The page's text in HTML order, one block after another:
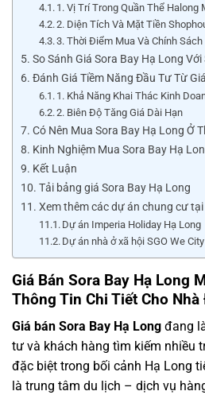
1. Vị Trí Trong Quần Thể Halong
2. Diện Tích Và Mặt Tiền
3. Thời Điểm Mua Và Chính Sách
So Sánh Giá Sora Bay Hạ Long
Đánh Giá Tiềm Năng Đầu Tư Từ
1. Khả Năng Khai Thác Kinh
2. Biên Độ Tăng Giá Dài Hạn
Có Nên Mua Sora Bay Hạ Long Ở
Kinh Nghiệm Mua Sora Bay Hạ
Kết Luận
Tải bảng giá Sora Bay Hạ Long
Xem thêm các dự án chung cư
Dự án Imperia Holiday Hạ Long
Dự án nhà ở xã hội SGO We
Giá Bán Sora Bay Hạ Long
Thông Tin Chi Tiết Cho
Giá bán Sora Bay Hạ Long đang
tư và khách hàng tìm kiếm nhiều
đặc biệt trong bối cảnh Hạ Long
là trung tâm du lịch – dịch vụ